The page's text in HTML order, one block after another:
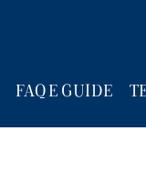
FAQ E GUIDE